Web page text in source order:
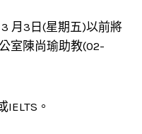
月3日(星期五)以前將
室陳尚瑜助教(02-
IELTS。